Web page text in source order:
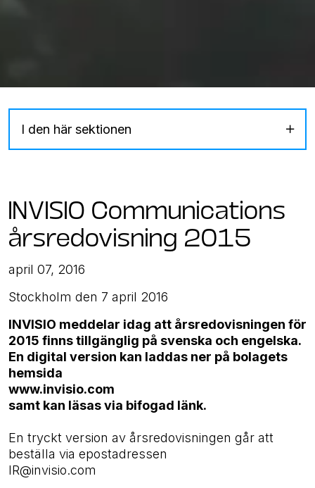
I den här sektionen
INVISIO Communications
årsredovisning 2015
april 07, 2016
Stockholm den 7 april 2016
INVISIO meddelar idag att årsredovisningen för
2015 finns tillgänglig på svenska och engelska.
En digital version kan laddas ner på bolagets
hemsida
www.invisio.com
samt kan läsas via bifogad länk.
En tryckt version av årsredovisningen går att
beställa via epostadressen
IR@invisio.com